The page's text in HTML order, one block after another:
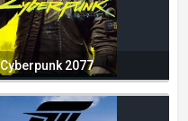
Cyberpunk 2077